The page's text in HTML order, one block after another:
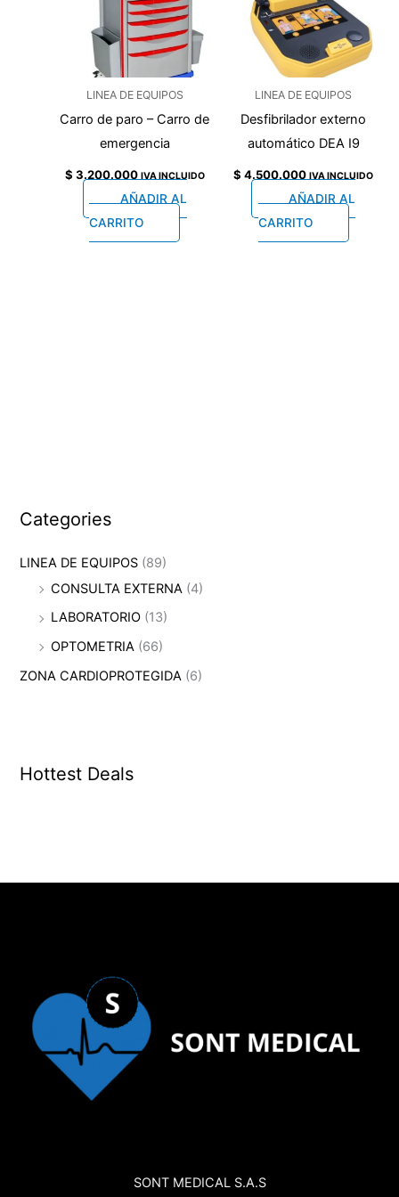
Categories
LINEA DE EQUIPOS (89)
CONSULTA EXTERNA (4)
LABORATORIO (13)
OPTOMETRIA (66)
ZONA CARDIOPROTEGIDA (6)
Hottest Deals
LINEA DE EQUIPOS
Carro de paro – Carro de
emergencia
$ 3.200.000 IVA INCLUIDO
AÑADIR AL
CARRITO
LINEA DE EQUIPOS
Desfibrilador externo
automático DEA I9
$ 4.500.000 IVA INCLUIDO
AÑADIR AL
CARRITO
SONT MEDICAL S.A.S